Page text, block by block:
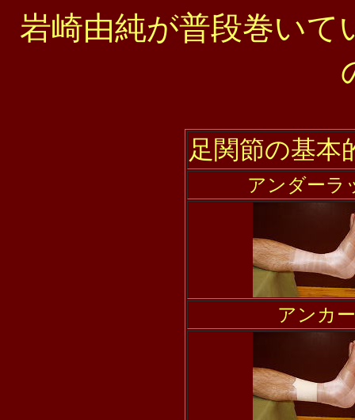
岩崎由純が普段巻い
足関節の基本
アンダーラ
アンカー